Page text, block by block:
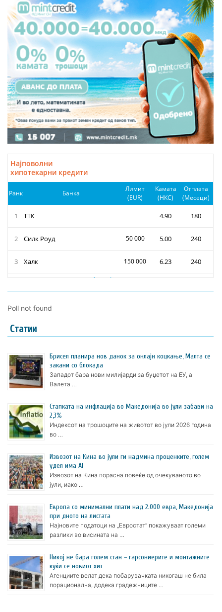
Poll not found
Статии
Брисел планира нов данок за онлајн коцкање, Малта се
закани со блокада
Западот бара нови милијарди за буџетот на ЕУ, а
Валета …
Стапката на инфлација во Македонија во јули забави на
2,3%
Индексот на трошоците на животот во јули 2026 година
во …
Извозот на Кина во јули ги надмина проценките, голем
удел има AI
Извозот на Кина порасна повеќе од очекуваното во
јули, иако …
Европа со минимални плати над 2.000 евра, Македонија
при дното на листата
Најновите податоци на „Евростат“ покажуваат големи
разлики во висината на …
Никој не бара голем стан – гарсониерите и монтажните
куќи се новиот хит
Агенциите велат дека побарувачката никогаш не била
порационална, додека градежниците …